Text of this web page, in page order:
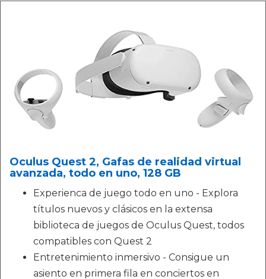
Oculus Quest 2, Gafas de realidad virtual
avanzada, todo en uno, 128 GB
Experienca de juego todo en uno - Explora
títulos nuevos y clásicos en la extensa
biblioteca de juegos de Oculus Quest, todos
compatibles con Quest 2
Entretenimiento inmersivo - Consigue un
asiento en primera fila en conciertos en